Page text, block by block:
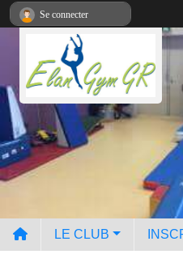
LE CLUB
Se connecter
Panneau de gestion des cookies